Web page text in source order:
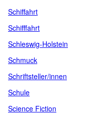
Schiffahrt
Schifffahrt
Schleswig-Holstein
Schmuck
Schriftsteller/innen
Schule
Science Fiction